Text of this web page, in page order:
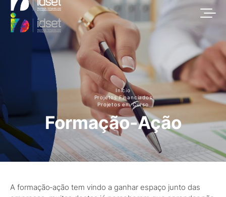
Início
Projetos Financiados
Projetos em Curso
Formação-Ação
A formação‑ação tem vindo a ganhar espaço junto das